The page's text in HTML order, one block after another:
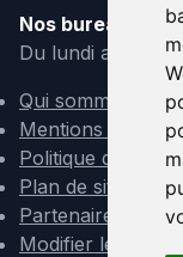
Nos bureaux
Du lundi au
Qui sommes-
Mentions légales
Politique de
Plan de site
Partenaires
Modifier les